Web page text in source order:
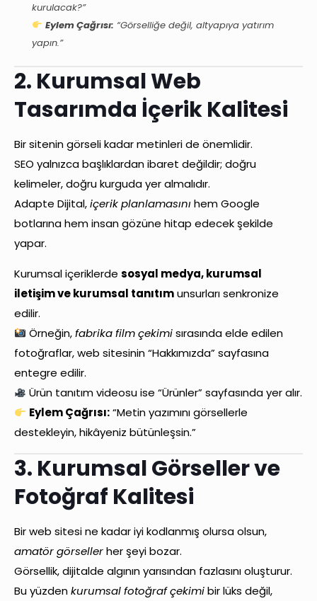
kurulacak?”
Eylem Çağrısı: “Görselliğe değil, altyapıya yatırım
yapın.”
2. Kurumsal Web
Tasarımda İçerik Kalitesi
Bir sitenin görseli kadar metinleri de önemlidir.
SEO yalnızca başlıklardan ibaret değildir; doğru
kelimeler, doğru kurguda yer almalıdır.
Adapte Dijital,içerik planlamasınıhem Google
botlarına hem insan gözüne hitap edecek şekilde
yapar.
Kurumsal içeriklerde sosyal medya, kurumsal
iletişim ve kurumsal tanıtımunsurları senkronize
edilir.
Örneğin,fabrika film çekimisırasında elde edilen
fotoğraflar, web sitesinin “Hakkımızda” sayfasına
entegre edilir.
Ürün tanıtım videosu ise “Ürünler” sayfasında yer alır.
Eylem Çağrısı:“Metin yazımını görsellerle
destekleyin, hikâyeniz bütünleşsin.”
3. Kurumsal Görseller ve
Fotoğraf Kalitesi
Bir web sitesi ne kadar iyi kodlanmış olursa olsun,
amatör görsellerher şeyi bozar.
Görsellik, dijitalde algının yarısından fazlasını oluşturur.
Bu yüzdenkurumsal fotoğraf çekimibir lüks değil,